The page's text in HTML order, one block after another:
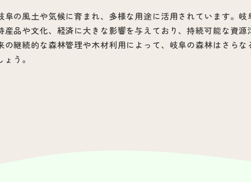
阜の風土や気候に育まれ、多様な用途に活用されています。岐
産品や文化、経済に大きな影響を与えており、持続可能な資源
の継続的な森林管理や木材利用によって、岐阜の森林はさらな
う。